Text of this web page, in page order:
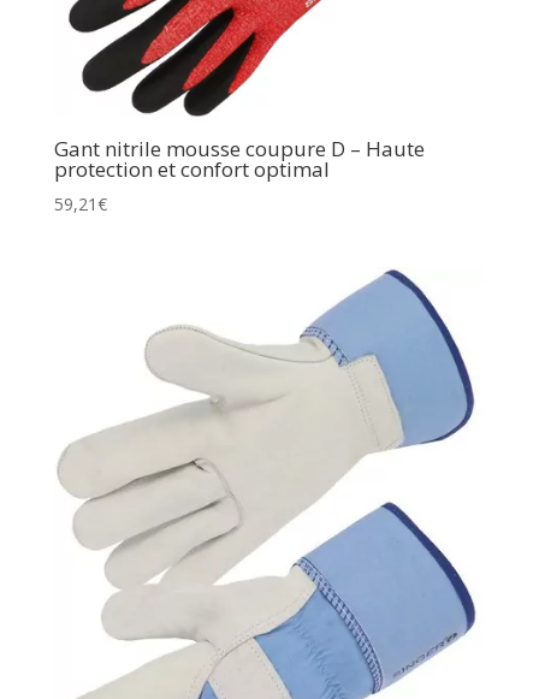
Gant nitrile mousse coupure D – Haute
protection et confort optimal
59,21€